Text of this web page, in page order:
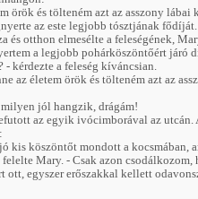
örök és tölteném azt az asszony lábai
az este legjobb tósztjának fődíját.
és otthon elmesélte a feleségének,
a legjobb pohárköszöntőért járó
- kérdezte a feleség kíváncsian.
az életem örök és tölteném azt az
jól hangzik, drágám!
az egyik ivócimborával az utcán.
kis köszöntőt mondott a kocsmában,
felelte Mary. - Csak azon
ott, egyszer erőszakkal kellett